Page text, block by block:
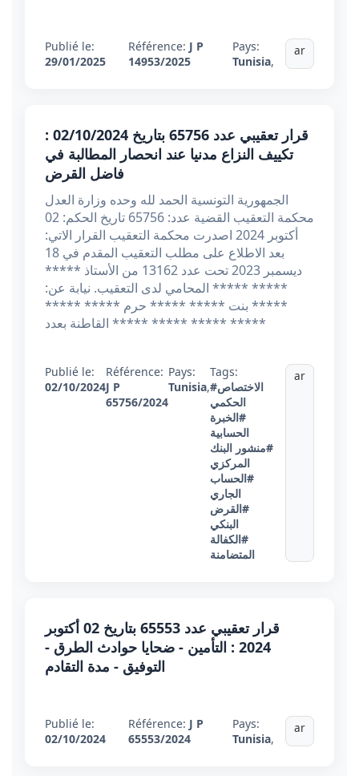
Publié le:
29/01/2025
Référence: J P
14953/2025
Pays:
Tunisia,
ar
قرار تعقيبي عدد 65756 بتاريخ 02/10/2024 :
تكييف النزاع مدنيا عند انحصار المطالبة في
فاضل القرض
الجمهورية التونسية الحمد لله وحده وزارة العدل
محكمة التعقيب القضية عدد: 65756 تاريخ الحكم: 02
أكتوبر 2024 اصدرت محكمة التعقيب القرار الاتي:
بعد الاطلاع على مطلب التعقيب المقدم في 18
ديسمبر 2023 تحت عدد 13162 من الأستاذ *****
***** ***** المحامي لدى التعقيب. نيابة عن:
***** بنت ***** ***** حرم ***** *****
القاطنة بعدد ***** ***** ***** *****
Publié le:
02/10/2024
Référence:
J P
65756/2024
Pays:
Tunisia,
Tags:
#الاختصاص
الحكمي
#الخبرة
الحسابية
#منشور البنك
المركزي
#الحساب
الجاري
#القرض
البنكي
#الكفالة
المتضامنة
ar
قرار تعقيبي عدد 65553 بتاريخ 02 أكتوبر
2024 : التأمين - ضحايا حوادث الطرق -
التوفيق - مدة التقادم
Publié le:
02/10/2024
Référence: J P
65553/2024
Pays:
Tunisia,
ar